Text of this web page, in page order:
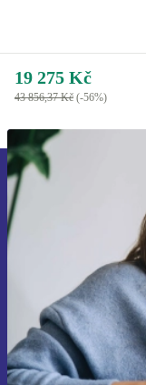
19 275 Kč
43 856,37 Kč (-56%)
Už
Informace o použití
Zásadách ochrany